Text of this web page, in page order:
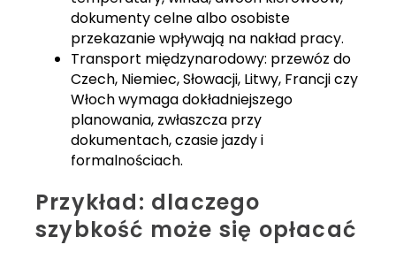
dokumenty celne albo osobiste
przekazanie wpływają na nakład pracy.
Transport międzynarodowy: przewóz do
Czech, Niemiec, Słowacji, Litwy, Francji czy
Włoch wymaga dokładniejszego
planowania, zwłaszcza przy
dokumentach, czasie jazdy i
formalnościach.
Przykład: dlaczego
szybkość może się opłacać